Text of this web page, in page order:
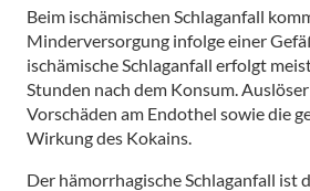
Beim ischämischen Schlaganfall
Minderversorgung infolge einer
ischämische Schlaganfall erfolgt
Stunden nach dem Konsum.
Vorschäden am Endothel sowie die
Wirkung des Kokains.
Der hämorrhagische Schlaganfall ist